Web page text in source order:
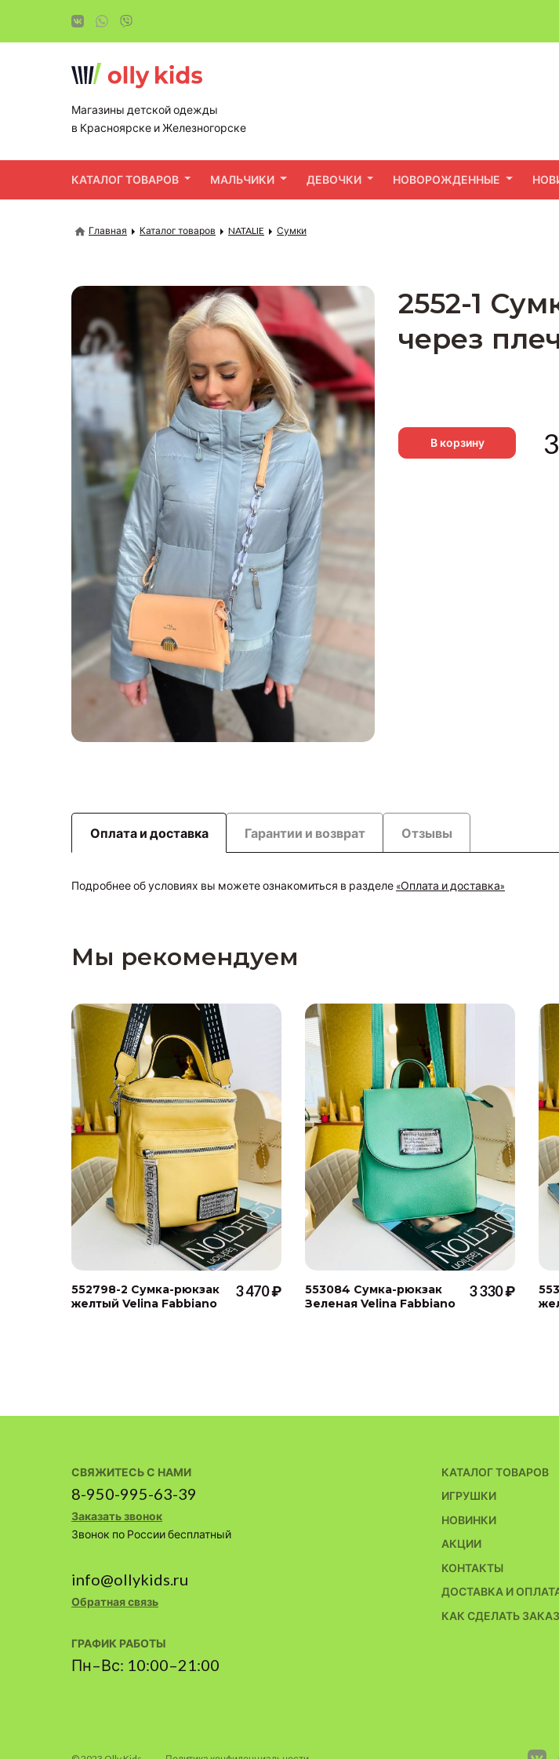
Магазины детской одежды
в Красноярске и Железногорске
КАТАЛОГ ТОВАРОВ МАЛЬЧИКИ ДЕВОЧКИ НОВОРОЖДЕННЫЕ
Главная Каталог товаров NATALIE Сумки
2552-1
через
В корзину
Оплата и доставка Гарантии и возврат Отзывы
Подробнее об условиях вы можете ознакомиться в разделе «Оплата и доставка»
Мы рекомендуем
552798-2 Cумка-рюкзак
желтый Velina Fabbiano
3 470 ₽
553084 Сумка-рюкзак
Зеленая Velina Fabbiano
3 330 ₽
КАТАЛОГ ТОВАРОВ
ИГРУШКИ
НОВИНКИ
АКЦИИ
КОНТАКТЫ
ДОСТАВКА И
КАК СДЕЛАТЬ ЗАКАЗ
СВЯЖИТЕСЬ С НАМИ
8-950-995-63-39
Заказать звонок
Звонок по России бесплатный
info@ollykids.ru
Обратная связь
ГРАФИК РАБОТЫ
Пн–Вс: 10:00–21:00